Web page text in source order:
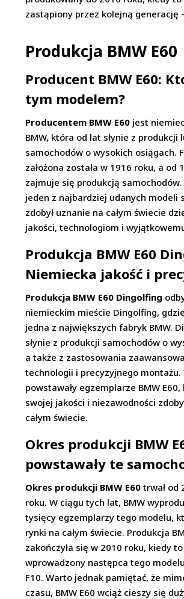
zastąpiony przez kolejną generację
Produkcja BMW E60
Producent BMW E60:
tym modelem?
Producentem BMW E60 jest
BMW, która od lat słynie z produkcji
samochodów o wysokich osiągach.
założona została w 1916 roku, a od
zajmuje się produkcją samochodów.
jeden z najbardziej udanych modeli
zdobył uznanie na całym świecie
jakości, technologiom i
Produkcja BMW E60
Niemiecka jakość i
Produkcja BMW E60 Dingolfing
niemieckim mieście Dingolfing,
jedna z największych fabryk BMW.
słynie z produkcji samochodów o
a także z zastosowania
technologii i precyzyjnego montażu.
powstawały egzemplarze BMW
swojej jakości i niezawodności
całym świecie.
Okres produkcji BMW
powstawały te
Okres produkcji BMW E60 trwał od
roku. W ciągu tych lat, BMW
tysięcy egzemplarzy tego modelu,
rynki na całym świecie. Produkcja
zakończyła się w 2010 roku, kiedy to
wprowadzony następca tego
F10. Warto jednak pamiętać, że
czasu, BMW E60 wciąż cieszy się